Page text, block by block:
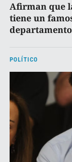
Afirman que
tiene un
POLÍTICO